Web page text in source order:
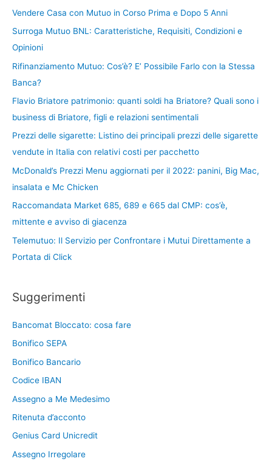
Vendere Casa con Mutuo in Corso Prima e Dopo 5 Anni
Surroga Mutuo BNL: Caratteristiche, Requisiti, Condizioni e
Opinioni
Rifinanziamento Mutuo: Cos’è? E’ Possibile Farlo con la Stessa
Banca?
Flavio Briatore patrimonio: quanti soldi ha Briatore? Quali sono i
business di Briatore, figli e relazioni sentimentali
Prezzi delle sigarette: Listino dei principali prezzi delle sigarette
vendute in Italia con relativi costi per pacchetto
McDonald’s Prezzi Menu aggiornati per il 2022: panini, Big Mac,
insalata e Mc Chicken
Raccomandata Market 685, 689 e 665 dal CMP: cos’è,
mittente e avviso di giacenza
Telemutuo: Il Servizio per Confrontare i Mutui Direttamente a
Portata di Click
Suggerimenti
Bancomat Bloccato: cosa fare
Bonifico SEPA
Bonifico Bancario
Codice IBAN
Assegno a Me Medesimo
Ritenuta d’acconto
Genius Card Unicredit
Assegno Irregolare